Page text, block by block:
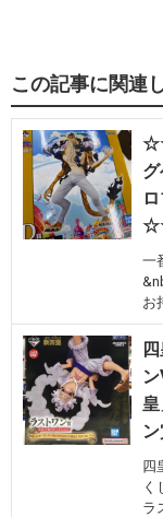
この記事に関連
一
お
皇
四
く
ラ